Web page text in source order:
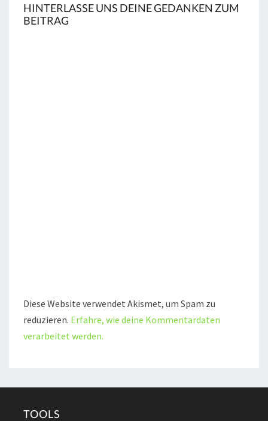
HINTERLASSE UNS DEINE GEDANKEN ZUM
BEITRAG
Diese Website verwendet Akismet, um Spam zu
reduzieren. Erfahre, wie deine Kommentardaten
verarbeitet werden.
TOOLS